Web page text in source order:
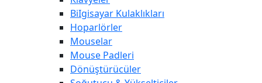
BiIgisayar Kulaklıkları
Hoparlörler
Mouselar
Mouse Padleri
Dönüştürücüler